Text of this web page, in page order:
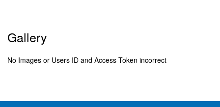
Gallery
No Images or Users ID and Access Token incorrect